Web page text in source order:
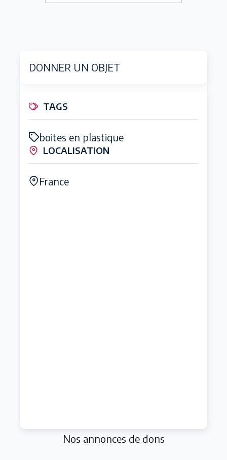
DONNER UN OBJET
TAGS
boites en plastique
LOCALISATION
France
Nos annonces de dons